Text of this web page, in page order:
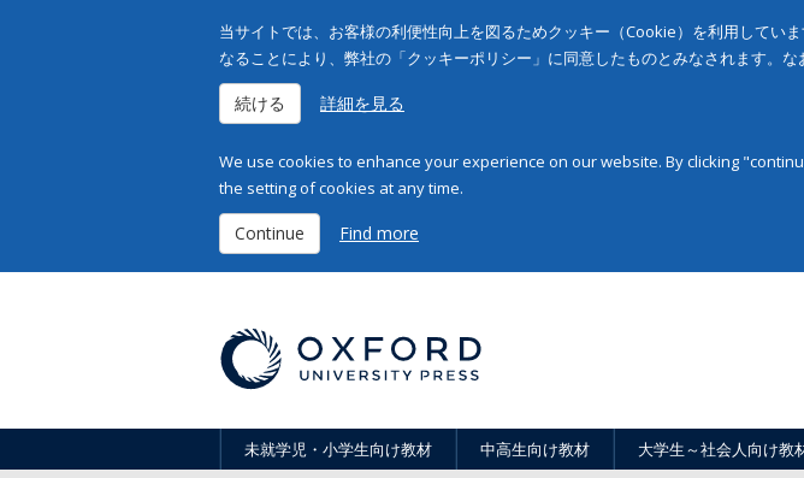
当サイトでは、お客様の利便性向上を図るためクッキー（Cookie）を利用してい
なることにより、弊社の「クッキーポリシー」に同意したものとみなされます。な
続ける 詳細を見る
We use cookies to enhance your experience on our website. By clicking
the setting of cookies at any time.
Continue Find more
未就学児・小学生向け教材 中高生向け教材 大学生～社会人向け教